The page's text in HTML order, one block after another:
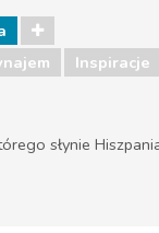
Inspiracje
słynie